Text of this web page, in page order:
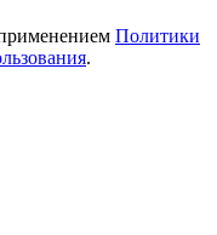
Политики
.